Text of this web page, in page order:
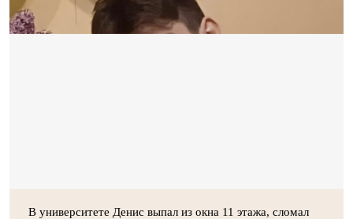
В университете Денис выпал из окна 11 этажа, сломал